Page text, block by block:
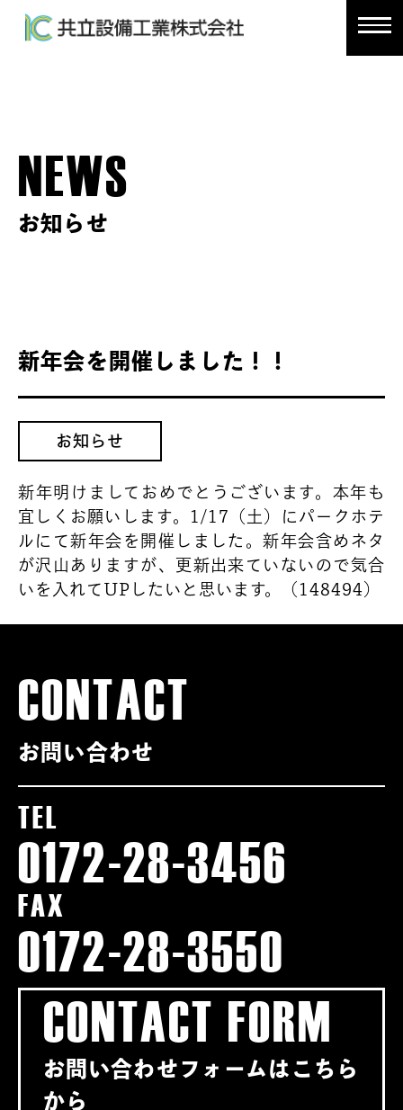
NEWS
お知らせ
新年会を開催しました！！
お知らせ
新年明けましておめでとうございます。本年も
宜しくお願いします。1/17（土）にパークホテ
ルにて新年会を開催しました。新年会含めネタ
が沢山ありますが、更新出来ていないので気合
いを入れてUPしたいと思います。（148494）
CONTACT
お問い合わせ
TEL
0172-28-3456
FAX
0172-28-3550
CONTACT FORM
お問い合わせフォームはこちら
から